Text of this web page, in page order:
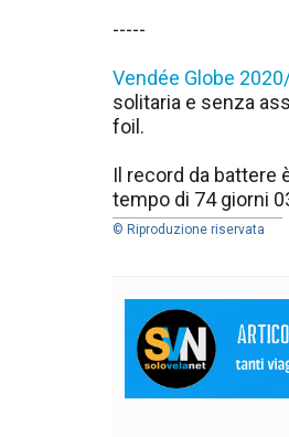
-----
Vendée Globe
solitaria e senza
foil.
Il record da battere
tempo di 74 giorni
© Riproduzione riservata